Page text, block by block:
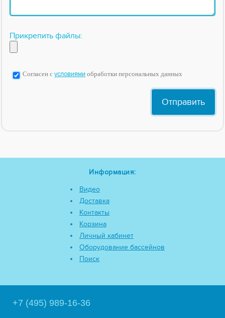
Прикрепить файлы:
Согласен с условиями обработки персональных данных
Информация:
Видео
Доставка
Контакты
Корзина
Личный кабинет
Оборудование бассейнов
Поиск
+7 (495) 989-16-36